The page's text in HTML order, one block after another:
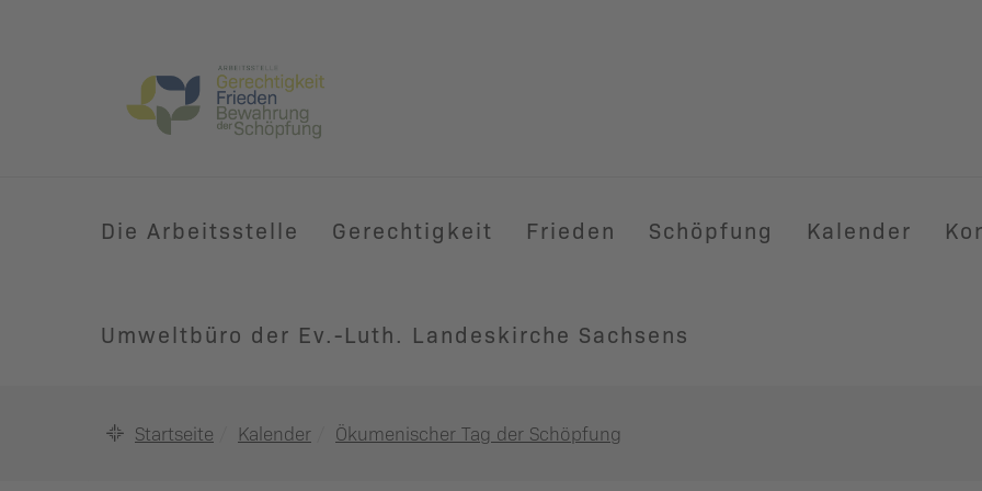
Die Arbeitsstelle Gerechtigkeit Frieden Schöpfung Kalender
Umweltbüro der Ev.-Luth. Landeskirche Sachsens
Startseite Kalender Ökumenischer Tag der Schöpfung